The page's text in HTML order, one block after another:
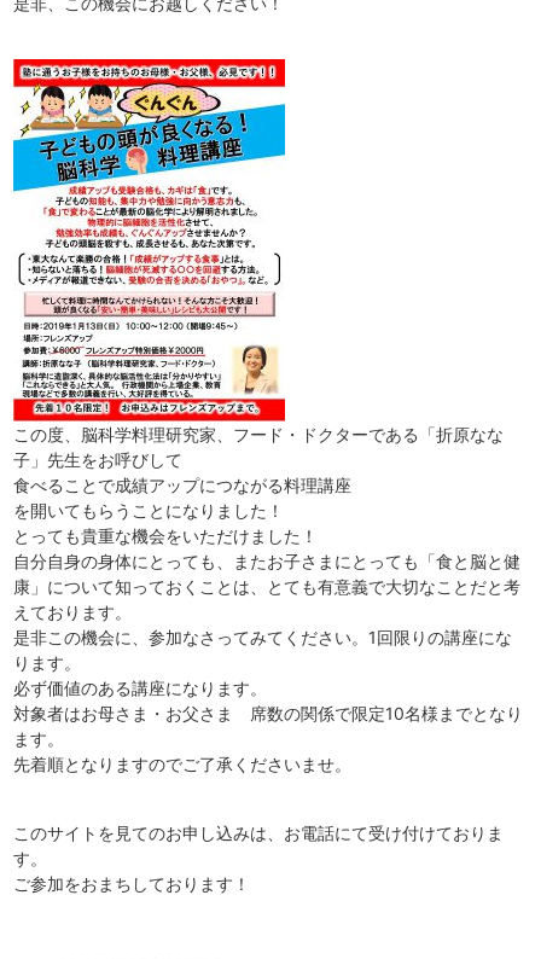
この度、脳科学料理研究家、フード・ドクターである「折原なな
子」先生をお呼びして
食べることで成績アップにつながる料理講座
を開いてもらうことになりました！
とっても貴重な機会をいただけました！
自分自身の身体にとっても、またお子さまにとっても「食と脳と健
康」について知っておくことは、とても有意義で大切なことだと考
えております。
是非この機会に、参加なさってみてください。1回限りの講座にな
ります。
必ず価値のある講座になります。
対象者はお母さま・お父さま 席数の関係で限定10名様までとなり
ます。
先着順となりますのでご了承くださいませ。
このサイトを見てのお申し込みは、お電話にて受け付けておりま
す。
ご参加をおまちしております！